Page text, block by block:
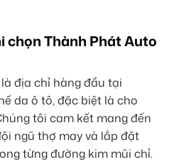
chọn Thành Phát Auto
địa chỉ hàng đầu tại
da ô tô, đặc biệt là cho
tôi cam kết mang đến
ngũ thợ may và lắp đặt
từng đường kim mũi chỉ.